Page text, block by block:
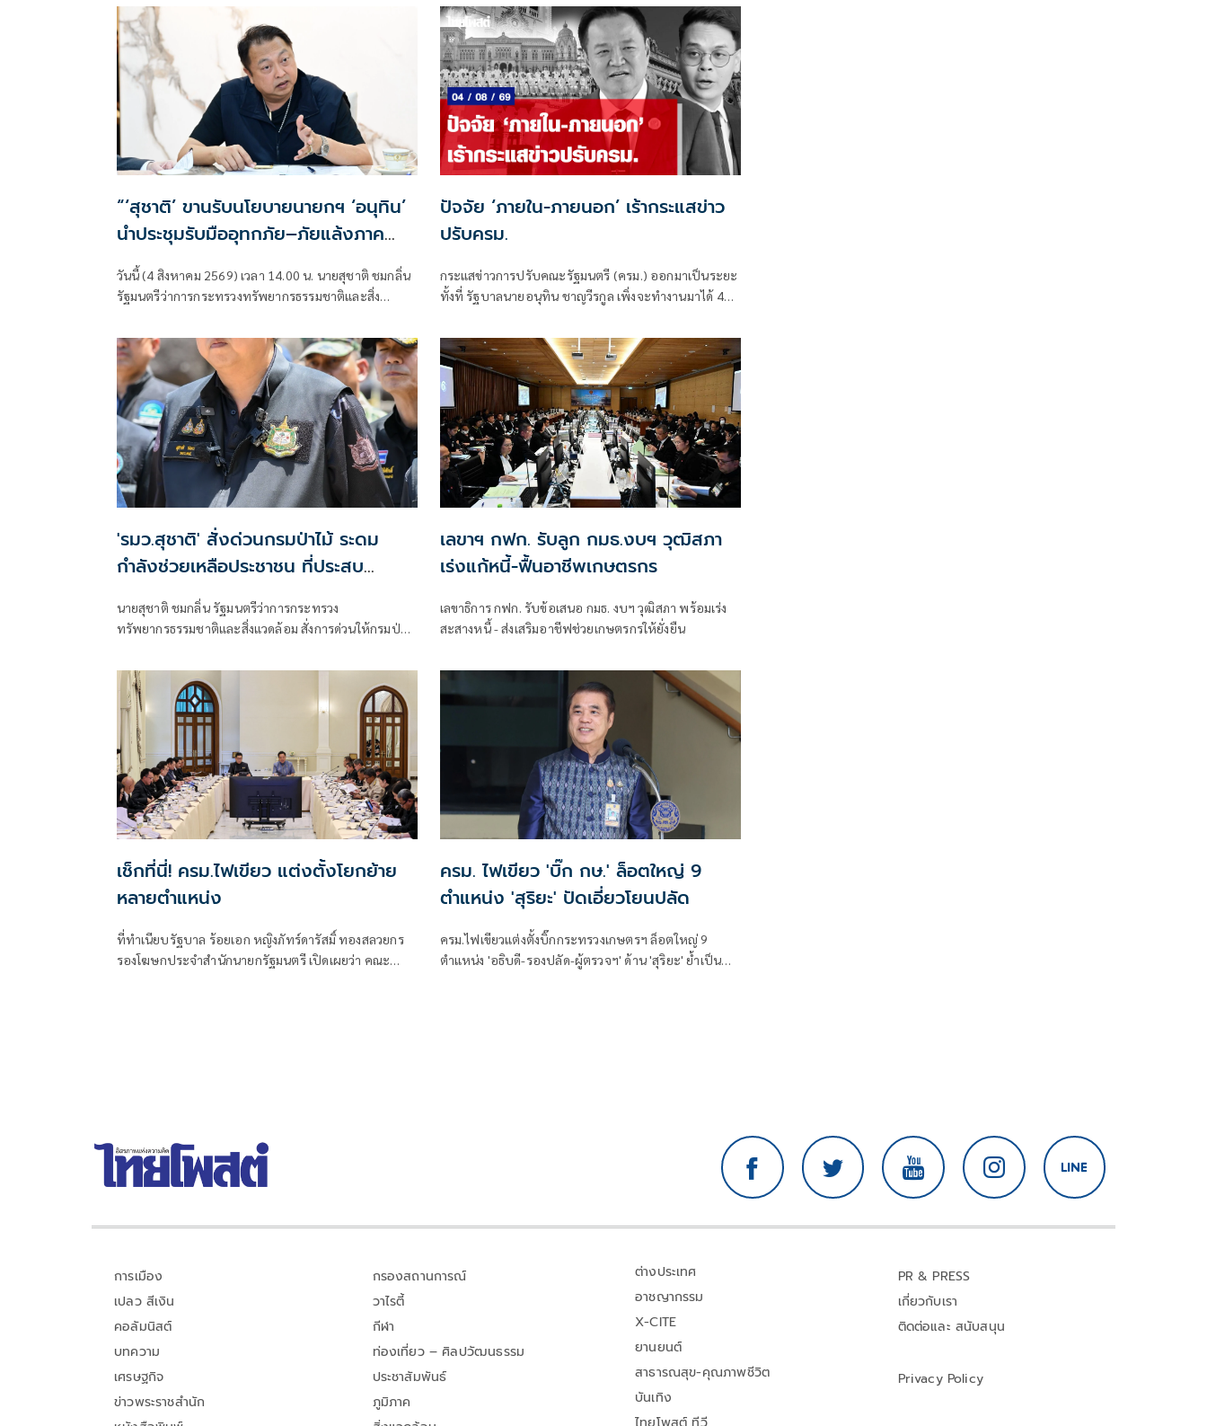
“‘สุชาติ’ ขานรับนโยบายนายกฯ ‘อนุทิน’
นำประชุมรับมืออุทกภัย–ภัยแล้งภาค
ตะวันออก สั่ง 8 จังหวัดเตรียมพร้อม
ทุกมิติ”
วันนี้ (4 สิงหาคม 2569) เวลา 14.00 น. นายสุชาติ ชมกลิ่น
รัฐมนตรีว่าการกระทรวงทรัพยากรธรรมชาติและสิ่ง
ปัจจัย ‘ภายใน-ภายนอก’ เร้ากระแสข่าว
ปรับครม.
กระแสข่าวการปรับคณะรัฐมนตรี (ครม.) ออกมาเป็นระยะ
ทั้งที่ รัฐบาลนายอนุทิน ชาญวีรกูล เพิ่งจะทำงานมาได้ 4
รัฐบาลในอดีต ที่อย่างเร็วที่สุดจะปรับกันทุก 6 เดือน หรือ
ครึ่งปี
'รมว.สุชาติ' สั่งด่วนกรมป่าไม้ ระดม
กำลังช่วยเหลือประชาชน ที่ประสบ
อุทกภัยจังหวัดเชียงราย พร้อมเฝ้าระวัง
24 ชั่วโมง หากสถานการณ์ทวีความ
นายสุชาติ ชมกลิ่น รัฐมนตรีว่าการกระทรวง
ทรัพยากรธรรมชาติและสิ่งแวดล้อม สั่งการด่วนให้กรมป่า
เหลือประชาชนที่ได้รับผลกระทบจากสถานการณ์น้ำป่า
ไหลหลากในจังหวัดเชียงราย
เลขาฯ กฟก. รับลูก กมธ.งบฯ วุฒิสภา
เร่งแก้หนี้-ฟื้นอาชีพเกษตรกร
เลขาธิการ กฟก. รับข้อเสนอ กมธ. งบฯ วุฒิสภา พร้อมเร่ง
สะสางหนี้ - ส่งเสริมอาชีฟช่วยเกษตรกรให้ยั่งยืน
เช็กที่นี่! ครม.ไฟเขียว แต่งตั้งโยกย้าย
หลายตำแหน่ง
ที่ทำเนียบรัฐบาล ร้อยเอก หญิงภัทร์ดารัสมิ์ ทองสลวยกร
รองโฆษกประจำสำนักนายกรัฐมนตรี เปิดเผยว่า คณะ
ครม. ไฟเขียว 'บิ๊ก กษ.' ล็อตใหญ่ 9
ตำแหน่ง 'สุริยะ' ปัดเอี่ยวโยนปลัด
ครม.ไฟเขียวแต่งตั้งบิ๊กกระทรวงเกษตรฯ ล็อตใหญ่ 9
ตำแหน่ง 'อธิบดี-รองปลัด-ผู้ตรวจฯ' ด้าน 'สุริยะ' ย้ำเป็น
การเมือง
เปลว สีเงิน
คอลัมนิสต์
บทความ
เศรษฐกิจ
ข่าวพระราชสำนัก
กรองสถานการณ์
วาไรตี้
กีฬา
ท่องเที่ยว – ศิลปวัฒนธรรม
ประชาสัมพันธ์
ภูมิภาค
ต่างประเทศ
อาชญากรรม
X-CITE
ยานยนต์
สาธารณสุข-คุณภาพชีวิต
บันเทิง
PR & PRESS
เกี่ยวกับเรา
ติดต่อและ สนับสนุน
Privacy Policy